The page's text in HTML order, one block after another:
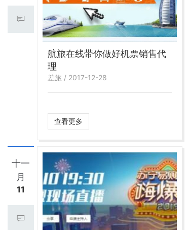
航旅在线带你做好机票销售代
理
差旅 / 2017-12-28
查看更多
十一
月
11